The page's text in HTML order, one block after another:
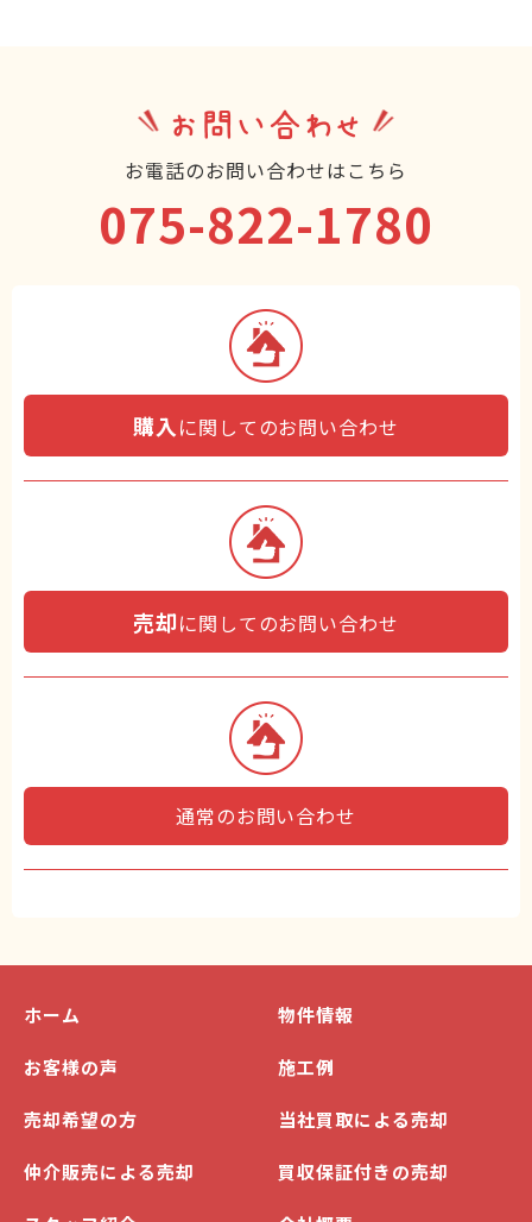
お問い合わせ
お電話のお問い合わせはこちら
075-822-1780
購入に関してのお問い合わせ
売却に関してのお問い合わせ
通常のお問い合わせ
ホーム 物件情報
お客様の声 施工例
売却希望の方 当社買取による売却
仲介販売による売却 買収保証付きの売却